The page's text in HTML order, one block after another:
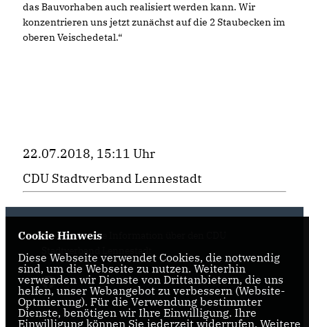
das Bauvorhaben auch realisiert werden kann. Wir
konzentrieren uns jetzt zunächst auf die 2 Staubecken im
oberen Veischedetal.“
22.07.2018, 15:11 Uhr
CDU Stadtverband Lennestadt
Hier finden Sie Information über den CDU
Stadtverband Lennestadt
Cookie Hinweis
Diese Webseite verwendet Cookies, die notwendig
sind, um die Webseite zu nutzen. Weiterhin
verwenden wir Dienste von Drittanbietern, die uns
helfen, unser Webangebot zu verbessern (Website-
Optmierung). Für die Verwendung bestimmter
Dienste, benötigen wir Ihre Einwilligung. Ihre
Einwilligung können Sie jederzeit widerrufen. Weitere